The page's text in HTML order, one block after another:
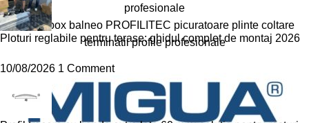
Ploturi reglabile pentru terase: ghidul complet de montaj 2026
10/08/2026 1 Comment